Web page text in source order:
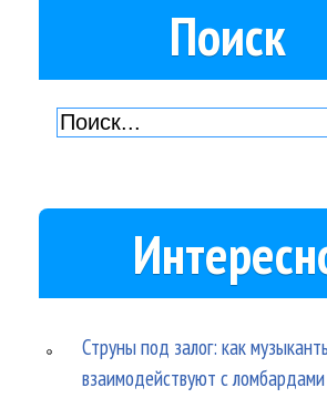
Поиск
Струны под залог: как
взаимодействуют с ломбардами